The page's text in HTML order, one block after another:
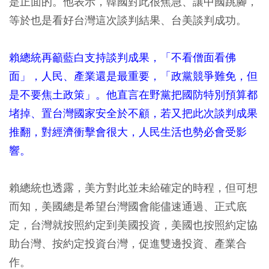
等於也是看好台灣這次談判結果、台美談判成功。
賴總統再籲藍白支持談判成果，「不看僧面看佛
面」，人民、產業還是最重要，「政黨競爭難免，但
是不要焦土政策」。他直言在野黨把國防特別預算都
堵掉、置台灣國家安全於不顧，若又把此次談判成果
推翻，對經濟衝擊會很大，人民生活也勢必會受影
響。
賴總統也透露，美方對此並未給確定的時程，但可想
而知，美國總是希望台灣國會能儘速通過、正式底
定，台灣就按照約定到美國投資，美國也按照約定協
助台灣、按約定投資台灣，促進雙邊投資、產業合
作。